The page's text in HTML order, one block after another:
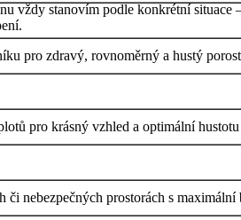
vždy stanovím podle konkrétní
pro zdravý, rovnoměrný a hustý
pro krásný vzhled a optimální hustotu
či nebezpečných prostorách s maximální